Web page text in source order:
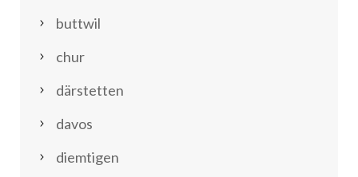
buttwil
chur
därstetten
davos
diemtigen